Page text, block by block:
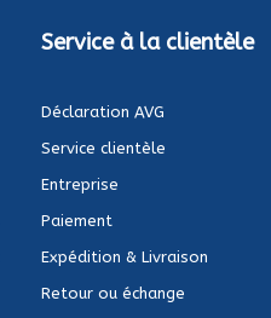
Service à la clientèle
Déclaration AVG
Service clientèle
Entreprise
Paiement
Expédition & Livraison
Retour ou échange